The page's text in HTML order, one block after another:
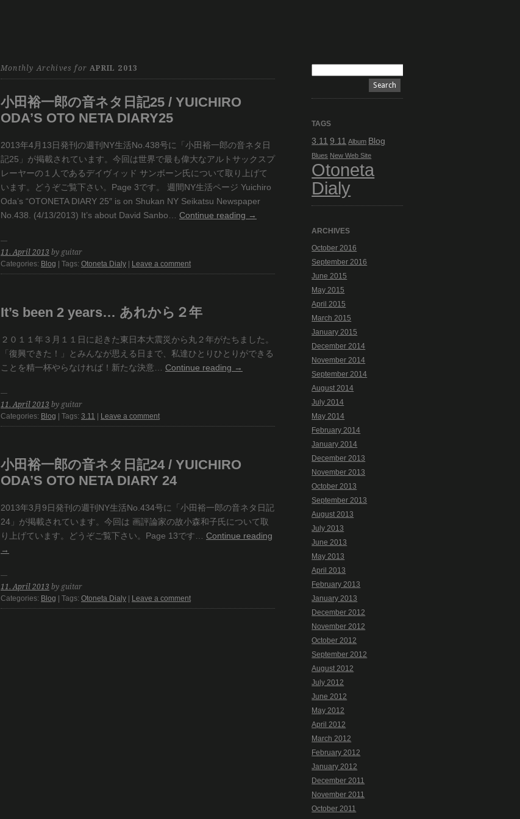
Monthly Archives forAPRIL 2013
小田裕一郎の音ネタ日記25 / YUICHIRO
ODA’S OTO NETA DIARY25
2013年4月13日発刊の週刊NY生活No.438号に「小田裕一郎の音ネタ日
記25」が掲載されています。今回は世界で最も偉大なアルトサックスプ
レーヤーの１人であるデイヴィッド サンボーン氏について取り上げて
います。どうぞご覧下さい。Page 3です。 週間NY生活ページ Yuichiro
Oda’s “OTONETA DIARY 25″ is on Shukan NY Seikatsu Newspaper
No.438. (4/13/2013) It’s about David Sanbo… Continue reading →
11. April 2013 by guitar
Categories: Blog | Tags: Otoneta Dialy Leave a comment
It’s been 2 years… あれから２年
２０１１年３月１１日に起きた東日本大震災から丸２年がたちました。
「復興できた！」とみんなが思える日まで、私達ひとりひとりができる
ことを精一杯やらなければ！新たな決意… Continue reading →
11. April 2013 by guitar
Categories: Blog | Tags: 3.11 Leave a comment
小田裕一郎の音ネタ日記24 / YUICHIRO
ODA’S OTO NETA DIARY 24
2013年3月9日発刊の週刊NY生活No.434号に「小田裕一郎の音ネタ日記
24」が掲載されています。今回は 画評論家の故小森和子氏について取
り上げています。どうぞご覧下さい。Page 13です… Continue reading
→
11. April 2013 by guitar
Categories: Blog | Tags: Otoneta Dialy Leave a comment
TAGS
3.11 9.11 Album Blog
Blues New Web Site
Otoneta
Dialy
ARCHIVES
October 2016
September 2016
June 2015
May 2015
April 2015
March 2015
January 2015
December 2014
November 2014
September 2014
August 2014
July 2014
May 2014
February 2014
January 2014
December 2013
November 2013
October 2013
September 2013
August 2013
July 2013
June 2013
May 2013
April 2013
February 2013
January 2013
December 2012
November 2012
October 2012
September 2012
August 2012
July 2012
June 2012
May 2012
April 2012
March 2012
February 2012
January 2012
December 2011
November 2011
October 2011